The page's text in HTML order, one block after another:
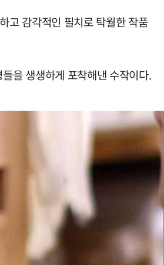
고 감각적인 필치로 탁월한 작품
을 생생하게 포착해낸 수작이다.